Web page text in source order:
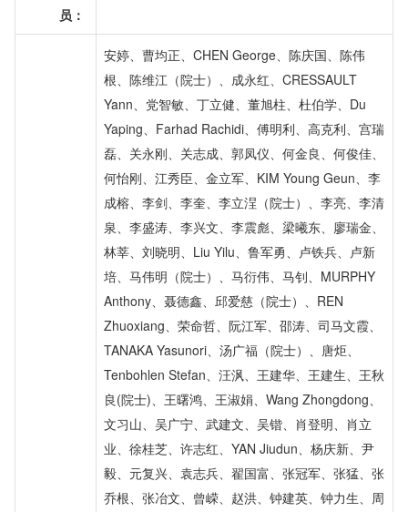
员：
安婷、曹均正、CHEN George、陈庆国、陈伟
根、陈维江（院士）、成永红、CRESSAULT
Yann、党智敏、丁立健、董旭柱、杜伯学、Du
Yaping、Farhad Rachidi、傅明利、高克利、宫瑞
磊、关永刚、关志成、郭凤仪、何金良、何俊佳、
何怡刚、江秀臣、金立军、KIM Young Geun、李
成榕、李剑、李奎、李立浧（院士）、李亮、李清
泉、李盛涛、李兴文、李震彪、梁曦东、廖瑞金、
林莘、刘晓明、Liu Yilu、鲁军勇、卢铁兵、卢新
培、马伟明（院士）、马衍伟、马钊、MURPHY
Anthony、聂德鑫、邱爱慈（院士）、REN
Zhuoxiang、荣命哲、阮江军、邵涛、司马文霞、
TANAKA Yasunori、汤广福（院士）、唐炬、
Tenbohlen Stefan、汪沨、王建华、王建生、王秋
良(院士)、王曙鸿、王淑娟、Wang Zhongdong、
文习山、吴广宁、武建文、吴锴、肖登明、肖立
业、徐桂芝、许志红、YAN Jiudun、杨庆新、尹
毅、元复兴、袁志兵、翟国富、张冠军、张猛、张
乔根、张冶文、曾嵘、赵洪、钟建英、钟力生、周